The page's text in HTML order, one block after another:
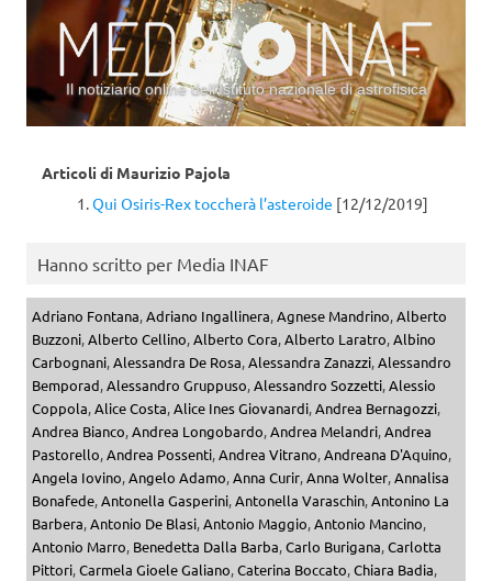
Il notiziario online dell’Istituto nazionale di astrofisica
Articoli di Maurizio Pajola
Qui Osiris-Rex toccherà l’asteroide [12/12/2019]
Hanno scritto per Media INAF
Adriano Fontana,Adriano Ingallinera,Agnese Mandrino,Alberto
Buzzoni,Alberto Cellino,Alberto Cora,Alberto Laratro,Albino
Carbognani,Alessandra De Rosa,Alessandra Zanazzi,Alessandro
Bemporad,Alessandro Gruppuso,Alessandro Sozzetti,Alessio
Coppola,Alice Costa,Alice Ines Giovanardi,Andrea Bernagozzi,
Andrea Bianco,Andrea Longobardo,Andrea Melandri,Andrea
Pastorello,Andrea Possenti,Andrea Vitrano,Andreana D'Aquino,
Angela Iovino,Angelo Adamo,Anna Curir,Anna Wolter,Annalisa
Bonafede,Antonella Gasperini,Antonella Varaschin,Antonino La
Barbera,Antonio De Blasi,Antonio Maggio,Antonio Mancino,
Antonio Marro, Benedetta Dalla Barba,Carlo Burigana,Carlotta
Pittori,Carmela Gioele Galiano,Caterina Boccato,Chiara Badia,